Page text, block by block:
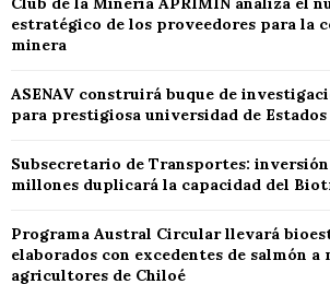
estratégico de los proveedores para la
minera
ASENAV construirá buque de
para prestigiosa universidad de
Subsecretario de Transportes: inversión
millones duplicará la capacidad del
Programa Austral Circular llevará
elaborados con excedentes de salmón a
agricultores de Chiloé